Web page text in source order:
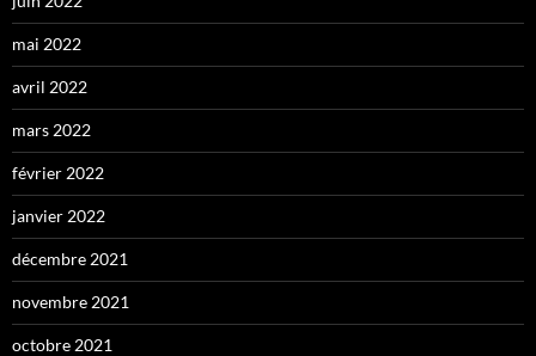
mai 2022
avril 2022
mars 2022
février 2022
janvier 2022
décembre 2021
novembre 2021
octobre 2021